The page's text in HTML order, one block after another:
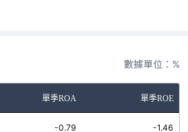
數據單位：%
單季ROA 單季ROE
-0.79 -1.46